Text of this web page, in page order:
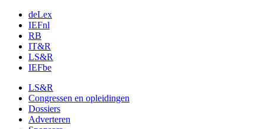
deLex
IEFnl
RB
IT&R
LS&R
IEFbe
LS&R
Congressen en opleidingen
Dossiers
Adverteren